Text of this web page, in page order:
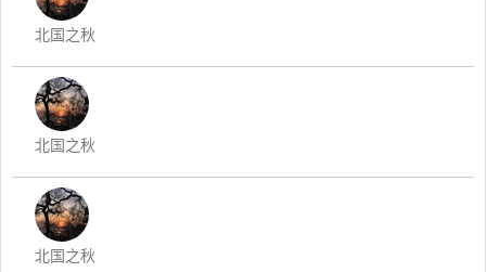
北国之秋
北国之秋
北国之秋